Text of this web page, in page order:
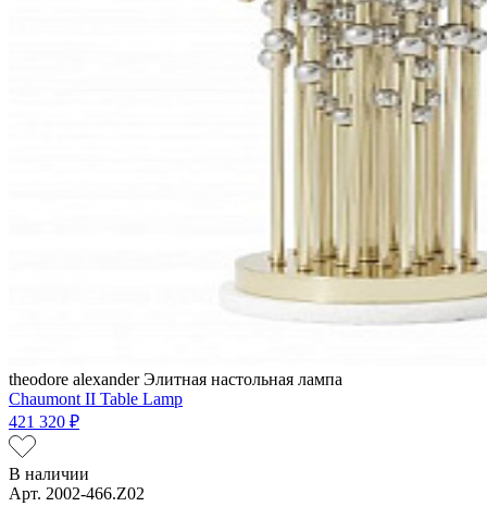
theodore alexanderЭлитная настольная лампа
Chaumont II Table Lamp
421 320 ₽
В наличии
Арт. 2002-466.Z02